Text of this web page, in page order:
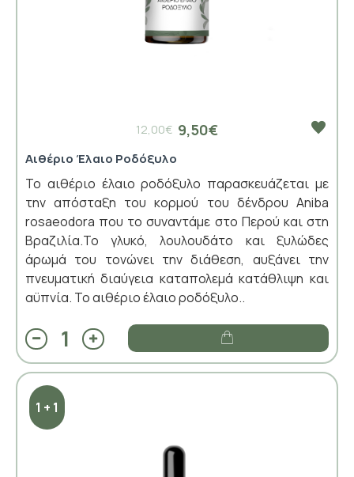
9,50€
12,00€
Αιθέριο Έλαιο Ροδόξυλο
Το αιθέριο έλαιο ροδόξυλο παρασκευάζεται με
την απόσταξη του κορμού του δένδρου Aniba
rosaeodora που το συναντάμε στο Περού και στη
Βραζιλία.Το γλυκό, λουλουδάτο και ξυλώδες
άρωμά του τονώνει την διάθεση, αυξάνει την
πνευματική διαύγεια καταπολεμά κατάθλιψη και
αϋπνία. Το αιθέριο έλαιο ροδόξυλο..
1 + 1